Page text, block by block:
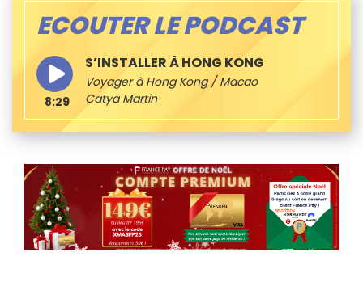
ECOUTER LE PODCAST
S’INSTALLER À HONG KONG
Voyager à Hong Kong / Macao
Catya Martin
8:29